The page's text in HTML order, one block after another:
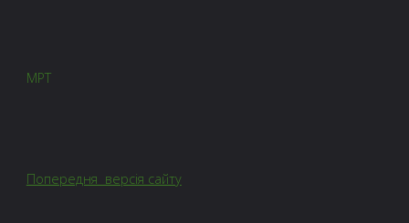
МРТ
Попередня версія сайту